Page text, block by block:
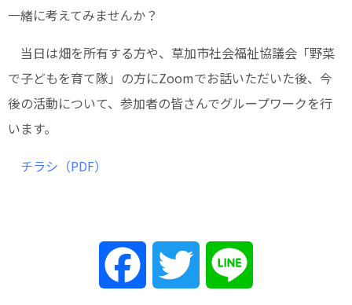
一緒に考えてみませんか？
当日は畑を所有する方や、草加市社会福祉協議会「野菜
で子どもを育て隊」の方にZoomでお話いただいた後、今
後の活動について、参加者の皆さんでグループワークを行
います。
チラシ（PDF）
Facebook Twitter